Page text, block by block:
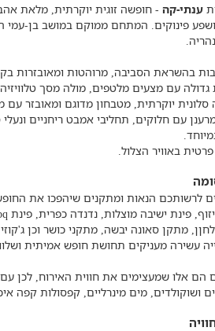
ענתי-קה
ושפע פינוקים. המתחם ממוקם במושב בן-עמי
בהשראת הסביבה, מרוהטות ומאובזרות
סלונית יוקרתית, מטבחון מדוגם ומאובזר
עם חלוקים, תחליבי אמבט ריחניים
באוויר הצלול.
לרשותכם הנאות ומתקנים שיהפכו את
מתקן סאונה יבשה, מתקני כושר וכן
עשירה מעניקים תחושת חופש אמיתית
הם אלו שמעצימים את חווית האירוח, לכן
ושוקולדים, מים מינרליים, קפסולות קפה